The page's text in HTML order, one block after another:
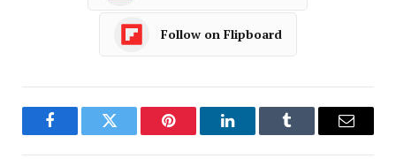
Follow on Flipboard
FacebookTwitter Pinterest LinkedInTumblr Email